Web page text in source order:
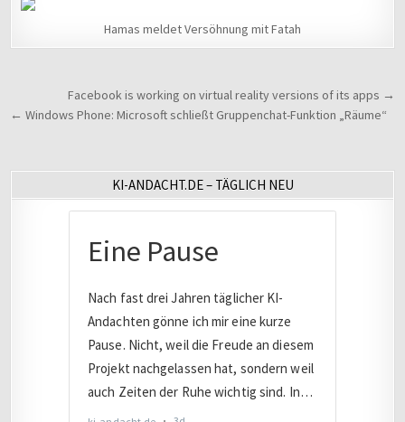
Hamas meldet Versöhnung mit Fatah
Beitragsnavigation
Facebook is working on virtual reality versions of its apps →
← Windows Phone: Microsoft schließt Gruppenchat-Funktion „Räume“
KI-ANDACHT.DE – TÄGLICH NEU